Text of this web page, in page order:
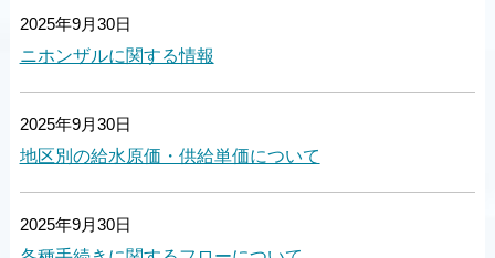
2025年9月30日
ニホンザルに関する情報
2025年9月30日
地区別の給水原価・供給単価について
2025年9月30日